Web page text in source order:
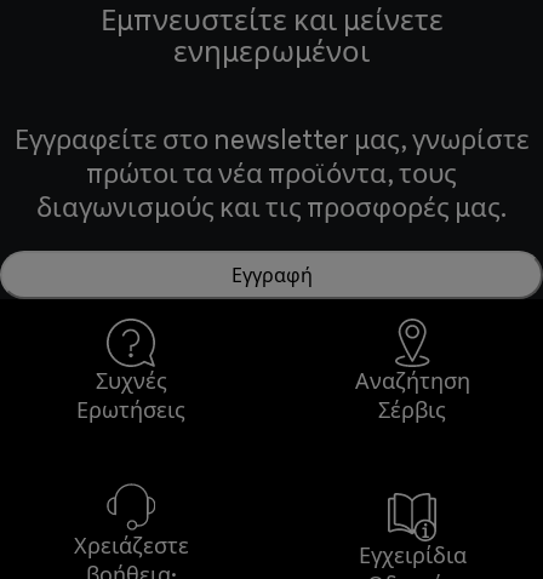
Εμπνευστείτε και μείνετε
ενημερωμένοι
Εγγραφείτε στο newsletter μας, γνωρίστε
πρώτοι τα νέα προϊόντα, τους
διαγωνισμούς και τις προσφορές μας.
Εγγραφή
Συχνές
Ερωτήσεις
Αναζήτηση
Σέρβις
Χρειάζεστε
Εγχειρίδια